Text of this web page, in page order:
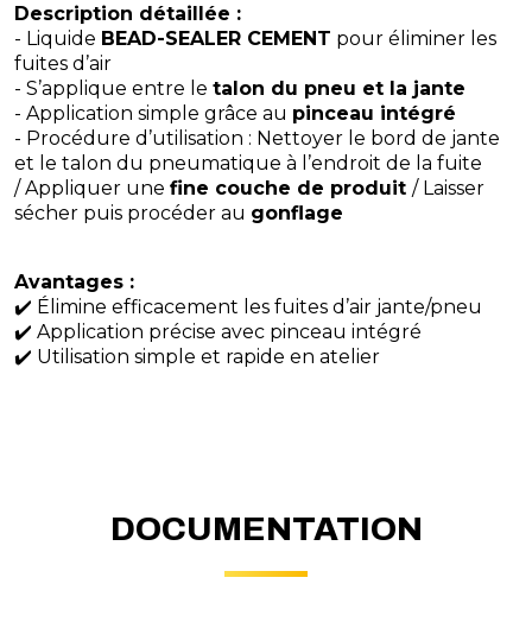
Description détaillée :
- Liquide BEAD-SEALER CEMENT pour éliminer les
fuites d’air
- S’applique entre le talon du pneu et la jante
- Application simple grâce au pinceau intégré
- Procédure d’utilisation : Nettoyer le bord de jante
et le talon du pneumatique à l’endroit de la fuite
/ Appliquer une fine couche de produit / Laisser
sécher puis procéder au gonflage
Avantages :
✔️ Élimine efficacement les fuites d’air jante/pneu
✔️ Application précise avec pinceau intégré
✔️ Utilisation simple et rapide en atelier
DOCUMENTATION